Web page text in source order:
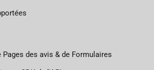
Pages des avis & de Formulaires